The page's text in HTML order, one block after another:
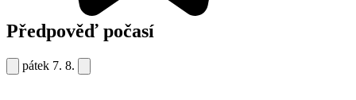
Předpověď počasí
pátek 7. 8.